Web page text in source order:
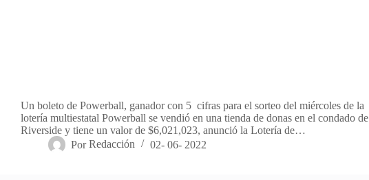
Un boleto de Powerball, ganador con 5 cifras para el sorteo del miércoles de la
lotería multiestatal Powerball se vendió en una tienda de donas en el condado de
Riverside y tiene un valor de $6,021,023, anunció la Lotería de…
Por Redacción 02- 06- 2022